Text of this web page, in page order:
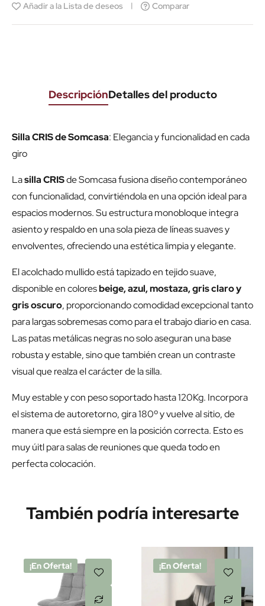
Añadir a la Lista de deseos
Comparar
DescripciónDetalles del producto
Silla CRIS de Somcasa: Elegancia y funcionalidad en cada
giro
Lasilla CRISde Somcasa fusiona diseño contemporáneo
con funcionalidad, convirtiéndola en una opción ideal para
espacios modernos. Su estructura monobloque integra
asiento y respaldo en una sola pieza de líneas suaves y
envolventes, ofreciendo una estética limpia y elegante.
El acolchado mullido está tapizado en tejido suave,
disponible en coloresbeige, azul, mostaza, gris claro y
gris oscuro, proporcionando comodidad excepcional tanto
para largas sobremesas como para el trabajo diario en casa.
Las patas metálicas negras no solo aseguran una base
robusta y estable, sino que también crean un contraste
visual que realza el carácter de la silla.
Muy estable y con peso soportado hasta 120Kg. Incorpora
el sistema de autoretorno, gira 180º y vuelve al sitio, de
manera que está siempre en la posición correcta. Esto es
muy úitl para salas de reuniones que queda todo en
perfecta colocación.
También podría interesarte
¡En Oferta! ¡En Oferta!